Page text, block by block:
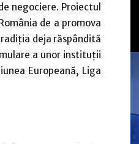
negociere. Proiectul
de a promova
deja răspândită
a unor instituţii
Europeană, Liga